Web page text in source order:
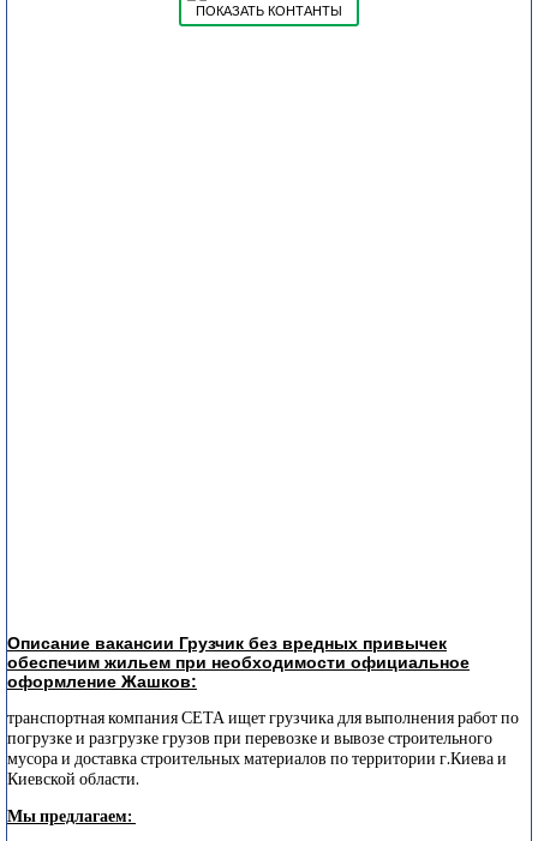
ПОКАЗАТЬ КОНТАНТЫ
Описание вакансии Грузчик без вредных привычек
обеспечим жильем при необходимости официальное
оформление Жашков:
транспортная компания СЕТА ищет грузчика для выполнения работ по
погрузке и разгрузке грузов при перевозке и вывозе строительного
мусора и доставка строительных материалов по территории г.Киева и
Киевской области.
Мы предлагаем: